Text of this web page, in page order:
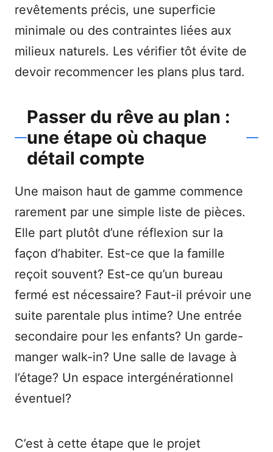
revêtements précis, une superficie
minimale ou des contraintes liées aux
milieux naturels. Les vérifier tôt évite de
devoir recommencer les plans plus tard.
Passer du rêve au plan :
une étape où chaque
détail compte
Une maison haut de gamme commence
rarement par une simple liste de pièces.
Elle part plutôt d’une réflexion sur la
façon d’habiter. Est-ce que la famille
reçoit souvent? Est-ce qu’un bureau
fermé est nécessaire? Faut-il prévoir une
suite parentale plus intime? Une entrée
secondaire pour les enfants? Un garde-
manger walk-in? Une salle de lavage à
l’étage? Un espace intergénérationnel
éventuel?
C’est à cette étape que le projet